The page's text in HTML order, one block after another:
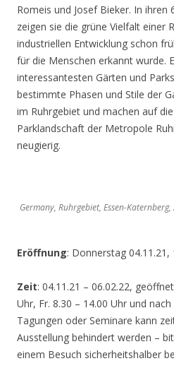
Romeis und Josef Bieker. In
zeigen sie die grüne Vielfalt einer
industriellen Entwicklung schon
für die Menschen erkannt wurde.
interessantesten Gärten und
bestimmte Phasen und Stile der
im Ruhrgebiet und machen auf
Parklandschaft der Metropole
neugierig.
Germany, Ruhrgebiet, Essen-Katernberg,
Eröffnung: Donnerstag 04.11.21,
Zeit: 04.11.21 – 06.02.22,
Uhr, Fr. 8.30 – 14.00 Uhr und
Tagungen oder Seminare kann
Ausstellung behindert werden –
einem Besuch sicherheitshalber